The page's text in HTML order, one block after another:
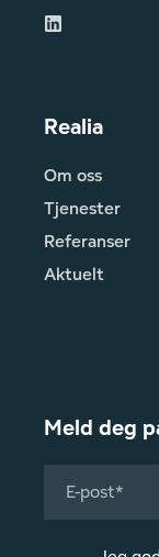
Realia
Om oss
Tjenester
Referanser
Aktuelt
Meld deg